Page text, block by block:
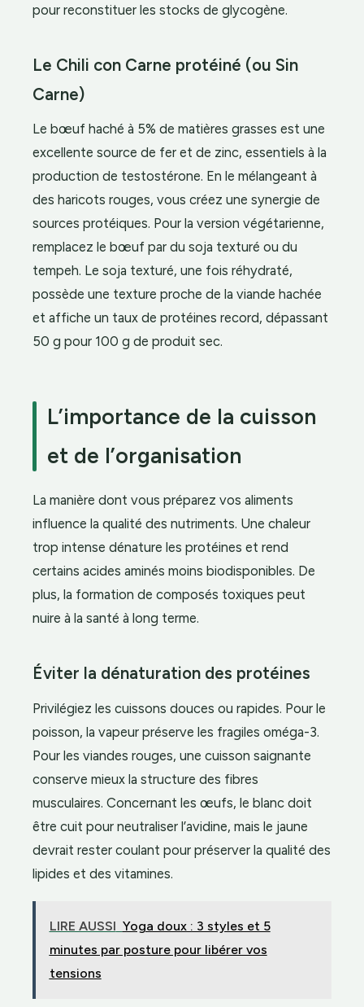
pour reconstituer les stocks de glycogène.
Le Chili con Carne protéiné (ou Sin
Carne)
Le bœuf haché à 5% de matières grasses est une
excellente source de fer et de zinc, essentiels à la
production de testostérone. En le mélangeant à
des haricots rouges, vous créez une synergie de
sources protéiques. Pour la version végétarienne,
remplacez le bœuf par du soja texturé ou du
tempeh. Le soja texturé, une fois réhydraté,
possède une texture proche de la viande hachée
et affiche un taux de protéines record, dépassant
50 g pour 100 g de produit sec.
L’importance de la cuisson
et de l’organisation
La manière dont vous préparez vos aliments
influence la qualité des nutriments. Une chaleur
trop intense dénature les protéines et rend
certains acides aminés moins biodisponibles. De
plus, la formation de composés toxiques peut
nuire à la santé à long terme.
Éviter la dénaturation des protéines
Privilégiez les cuissons douces ou rapides. Pour le
poisson, la vapeur préserve les fragiles oméga-3.
Pour les viandes rouges, une cuisson saignante
conserve mieux la structure des fibres
musculaires. Concernant les œufs, le blanc doit
être cuit pour neutraliser l’avidine, mais le jaune
devrait rester coulant pour préserver la qualité des
lipides et des vitamines.
LIRE AUSSI Yoga doux : 3 styles et 5
minutes par posture pour libérer vos
tensions